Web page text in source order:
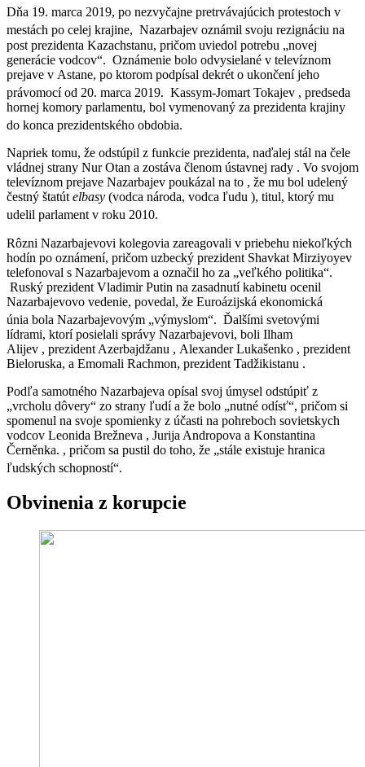
Dňa 19. marca 2019, po nezvyčajne pretrvávajúcich protestoch v
mestách po celej krajine, Nazarbajev oznámil svoju rezignáciu na
post prezidenta Kazachstanu, pričom uviedol potrebu „novej
generácie vodcov“. Oznámenie bolo odvysielané v televíznom
prejave v Astane, po ktorom podpísal dekrét o ukončení jeho
právomocí od 20. marca 2019. Kassym-Jomart Tokajev , predseda
hornej komory parlamentu, bol vymenovaný za prezidenta krajiny
do konca prezidentského obdobia.
Napriek tomu, že odstúpil z funkcie prezidenta, naďalej stál na čele
vládnej strany Nur Otan a zostáva členom ústavnej rady . Vo svojom
televíznom prejave Nazarbajev poukázal na to , že mu bol udelený
čestný štatútelbasy (vodca národa, vodca ľudu ), titul, ktorý mu
udelil parlament v roku 2010.
Rôzni Nazarbajevovi kolegovia zareagovali v priebehu niekoľkých
hodín po oznámení, pričom uzbecký prezident Shavkat Mirziyoyev
telefonoval s Nazarbajevom a označil ho za „veľkého politika“.
Ruský prezident Vladimir Putin na zasadnutí kabinetu ocenil
Nazarbajevovo vedenie, povedal, že Euroázijská ekonomická
únia bola Nazarbajevovým „výmyslom“. Ďalšími svetovými
lídrami, ktorí posielali správy Nazarbajevovi, boli Ilham
Alijev , prezident Azerbajdžanu , Alexander Lukašenko , prezident
Bieloruska, a Emomali Rachmon, prezident Tadžikistanu .
Podľa samotného Nazarbajeva opísal svoj úmysel odstúpiť z
„vrcholu dôvery“ zo strany ľudí a že bolo „nutné odísť“, pričom si
spomenul na svoje spomienky z účasti na pohreboch sovietskych
vodcov Leonida Brežneva , Jurija Andropova a Konstantina
Černěnka. , pričom sa pustil do toho, že „stále existuje hranica
ľudských schopností“.
Obvinenia z korupcie